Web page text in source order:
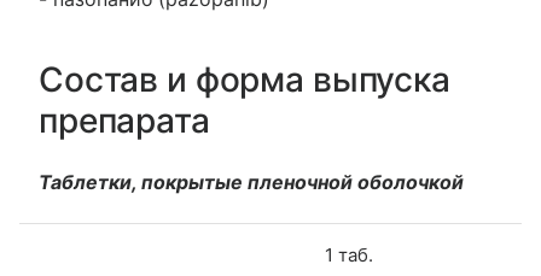
Состав и форма выпуска
препарата
Таблетки, покрытые пленочной оболочкой
1 таб.